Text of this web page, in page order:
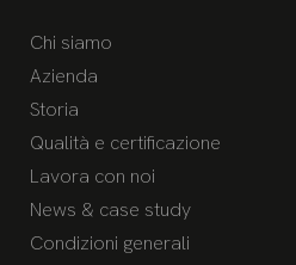
Chi siamo
Azienda
Storia
Qualità e certificazione
Lavora con noi
News & case study
Condizioni generali